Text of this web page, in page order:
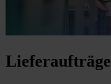
Lieferaufträge